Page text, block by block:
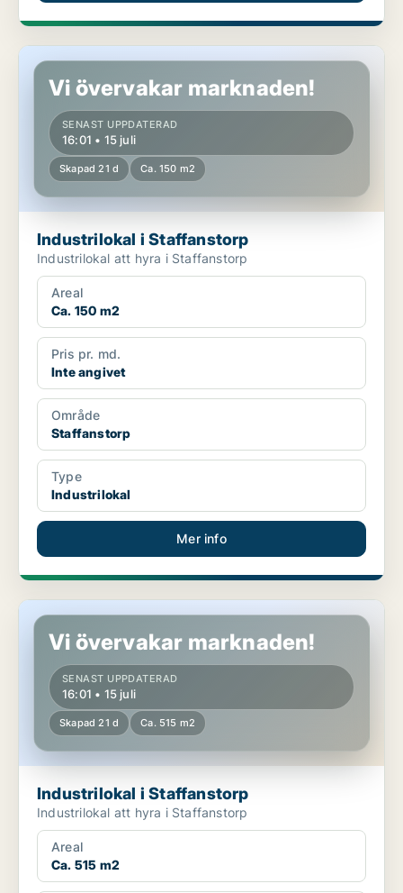
Industrilokal i Staffanstorp
Vi övervakar marknaden!
SENAST UPPDATERAD
16:01 • 15 juli
Skapad 21 d Ca. 150 m2
Industrilokal i Staffanstorp
Industrilokal att hyra i Staffanstorp
Areal
Ca. 150 m2
Pris pr. md.
Inte angivet
Område
Staffanstorp
Type
Industrilokal
Mer info
Industrilokal i Staffanstorp
Vi övervakar marknaden!
SENAST UPPDATERAD
16:01 • 15 juli
Skapad 21 d Ca. 515 m2
Industrilokal i Staffanstorp
Industrilokal att hyra i Staffanstorp
Areal
Ca. 515 m2